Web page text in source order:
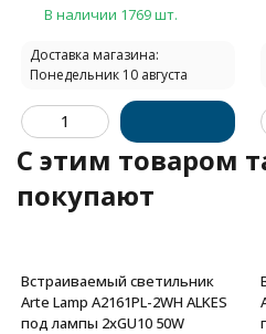
В наличии 1769 шт.
Доставка магазина:
Понедельник 10 августа
C этим товаром
покупают
Встраиваемый светильник
Arte Lamp A2161PL-2WH ALKES
под лампы 2xGU10 50W